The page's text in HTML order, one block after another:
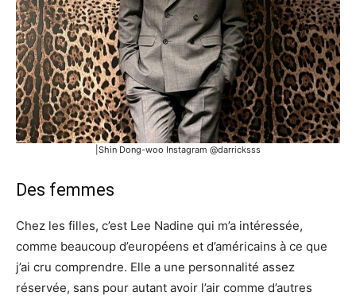
|Shin Dong-woo Instagram @darricksss
Des femmes
Chez les filles, c’est Lee Nadine qui m’a intéressée,
comme beaucoup d’européens et d’américains à ce que
j’ai cru comprendre. Elle a une personnalité assez
réservée, sans pour autant avoir l’air comme d’autres